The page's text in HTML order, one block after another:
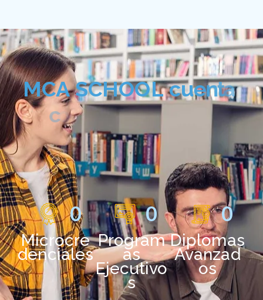
MCA SCHOOL cuenta
con una of
formativa
0
Microcre
denciales
0
Program
as
Ejecutivo
s
0
Diplomas
Avanzad
os